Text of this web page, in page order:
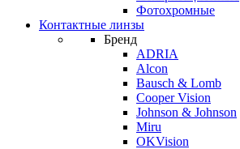
Фотохромные
Контактные линзы
Бренд
ADRIA
Alcon
Bausch & Lomb
Cooper Vision
Johnson & Johnson
Miru
OKVision